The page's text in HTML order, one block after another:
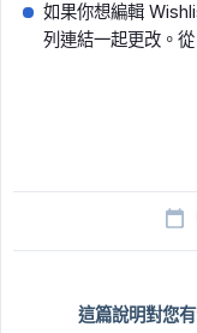
如果你想編輯
列連結一起更改。從
這篇說明對您